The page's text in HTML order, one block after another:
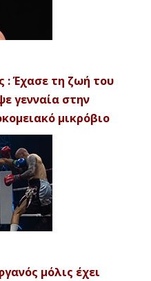
: Έχασε τη ζωή του
γενναία στην
μικρόβιο
μόλις έχει